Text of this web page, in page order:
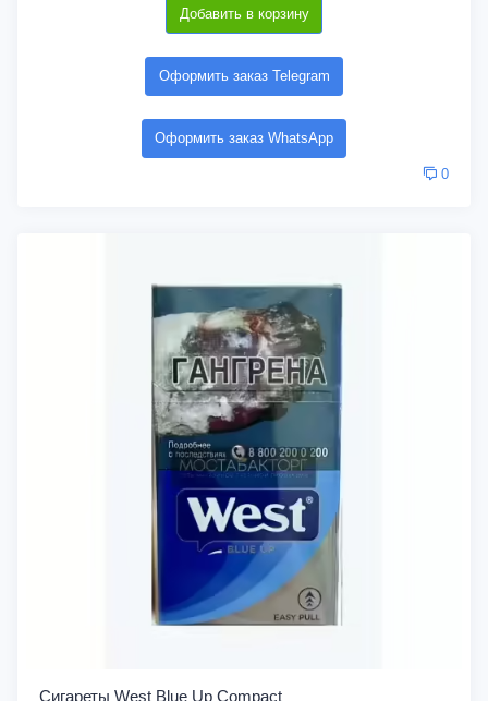
Добавить в корзину
Оформить заказ Telegram
Оформить заказ WhatsApp
0
Сигареты West Blue Up Compact